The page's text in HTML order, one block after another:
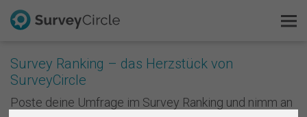
Survey Ranking – das Herzstück von
SurveyCircle
Poste deine Umfrage im Survey Ranking und nimm an